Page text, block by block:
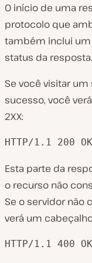
O início de uma
protocolo que
também inclui um
status da resposta.
Se você visitar
sucesso, você
2XX:
HTTP/1.1 200 OK
Esta parte da
o recurso não
Se o servidor não
verá um
HTTP/1.1 400 OK